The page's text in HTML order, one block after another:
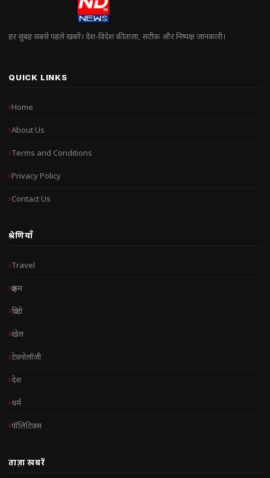
हर सुबह सबसे पहले खबरें। देश-विदेश की ताज़ा, सटीक और निष्पक्ष जानकारी।
QUICK LINKS
Home
About Us
Terms and Conditions
Privacy Policy
Contact Us
श्रेणियाँ
Travel
क्राइम
क्रिप्टो
खेल
टेक्नोलॉजी
देश
धर्म
पॉलिटिक्स
ताज़ा खबरें